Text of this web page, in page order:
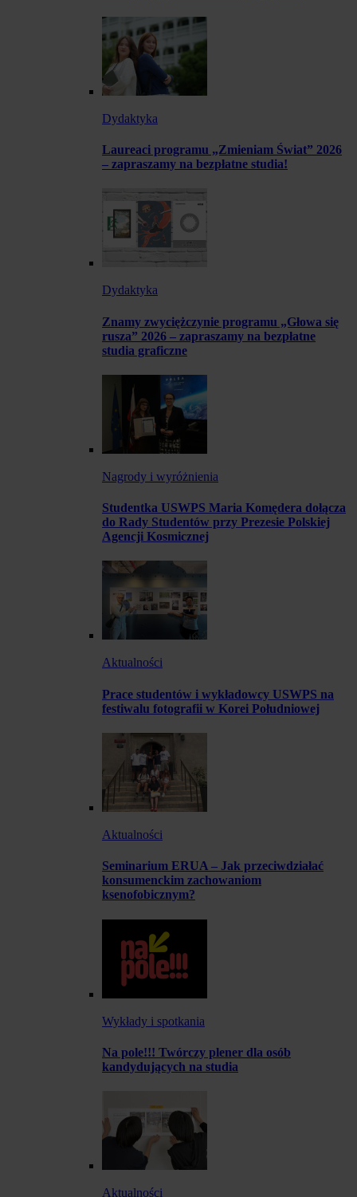
Dydaktyka
Laureaci programu „Zmieniam Świat” 2026
– zapraszamy na bezpłatne studia!
Dydaktyka
Znamy zwyciężczynie programu „Głowa się
rusza” 2026 – zapraszamy na bezpłatne
studia graficzne
Nagrody i wyróżnienia
Studentka USWPS Maria Komędera dołącza
do Rady Studentów przy Prezesie Polskiej
Agencji Kosmicznej
Aktualności
Prace studentów i wykładowcy USWPS na
festiwalu fotografii w Korei Południowej
Aktualności
Seminarium ERUA – Jak przeciwdziałać
konsumenckim zachowaniom
ksenofobicznym?
Wykłady i spotkania
Na pole!!! Twórczy plener dla osób
kandydujących na studia
Aktualności